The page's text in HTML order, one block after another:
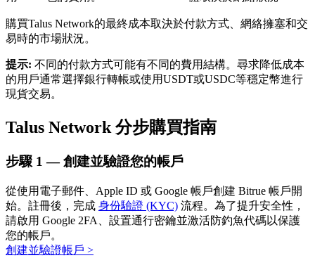
借貸寶
定投理财
購買Talus Network的最終成本取決於付款方式、網絡擁塞和交
易時的市場狀況。
提示: 不同的付款方式可能有不同的費用結構。尋求降低成本
的用戶通常選擇銀行轉帳或使用USDT或USDC等穩定幣進行
現貨交易。
Talus Network 分步購買指南
步驟 1 —創建並驗證您的帳戶
從使用電子郵件、Apple ID 或 Google 帳戶創建 Bitrue 帳戶開
始。註冊後，完成 身份驗證 (KYC) 流程。為了提升安全性，
請啟用 Google 2FA、設置通行密鑰並激活防釣魚代碼以保護
您的帳戶。
創建並驗證帳戶 >